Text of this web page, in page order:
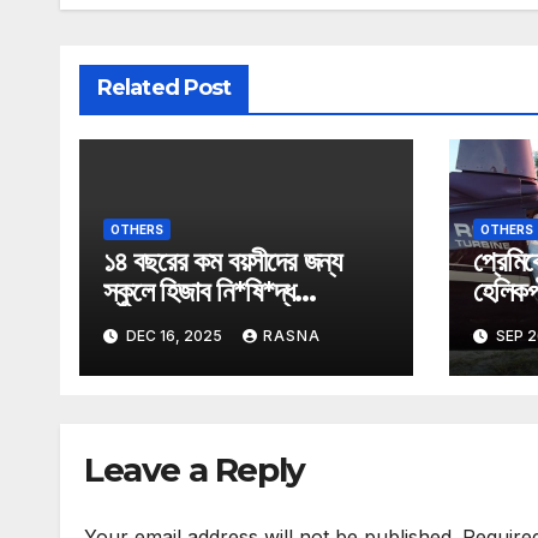
Related Post
OTHERS
১৪ বছরের কম বয়সীদের জন্য
স্কুলে হিজাব নি*ষি*দ্ধ
অস্ট্রিয়ায়।
DEC 16, 2025 RASNA
OTHERS
তুললেন
SEP
Leave a Reply